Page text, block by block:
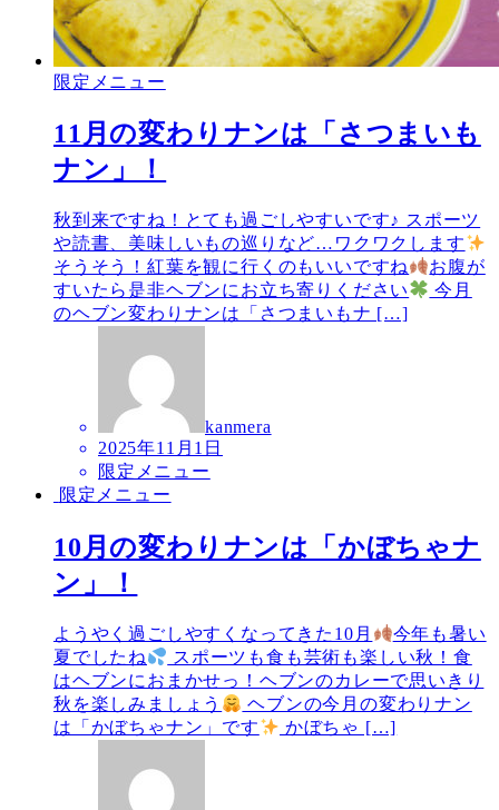
限定メニュー
11月の変わりナンは「さつまいも
ナン」！
秋到来ですね！とても過ごしやすいです♪ スポーツ
や読書、美味しいもの巡りなど…ワクワクします
そうそう！紅葉を観に行くのもいいですね
お腹が
すいたら是非ヘブンにお立ち寄りください
今月
のヘブン変わりナンは「さつまいもナ […]
kanmera
2025年11月1日
限定メニュー
限定メニュー
10月の変わりナンは「かぼちゃナ
ン」！
ようやく過ごしやすくなってきた10月
今年も暑い
夏でしたね
スポーツも食も芸術も楽しい秋！食
はヘブンにおまかせっ！ヘブンのカレーで思いきり
秋を楽しみましょう
ヘブンの今月の変わりナン
は「かぼちゃナン」です
かぼちゃ […]